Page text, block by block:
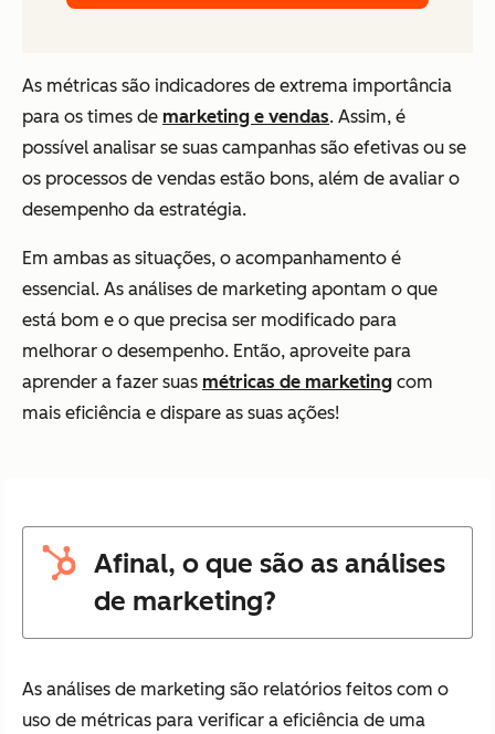
As métricas são indicadores de extrema importância
para os times de marketing e vendas. Assim, é
possível analisar se suas campanhas são efetivas ou se
os processos de vendas estão bons, além de avaliar o
desempenho da estratégia.
Em ambas as situações, o acompanhamento é
essencial. As análises de marketing apontam o que
está bom e o que precisa ser modificado para
melhorar o desempenho. Então, aproveite para
aprender a fazer suas métricas de marketing com
mais eficiência e dispare as suas ações!
Afinal, o que são as análises
de marketing?
As análises de marketing são relatórios feitos com o
uso de métricas para verificar a eficiência de uma